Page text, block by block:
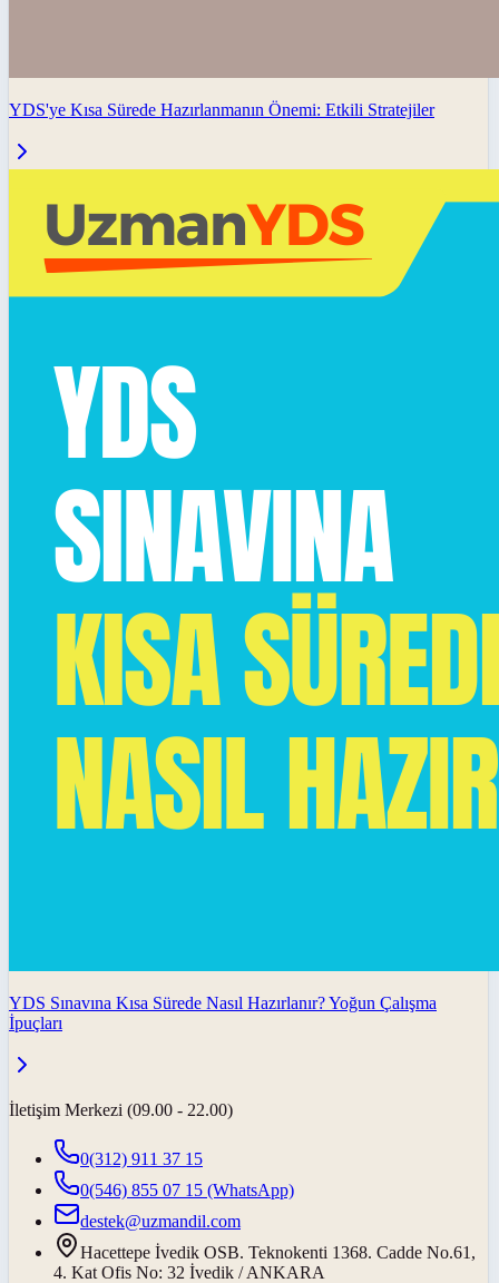
YDS'ye Kısa Sürede Hazırlanmanın Önemi: Etkili Stratejiler
YDS Sınavına Kısa Sürede Nasıl Hazırlanır? Yoğun Çalışma
İpuçları
İletişim Merkezi (09.00 - 22.00)
0(312) 911 37 15
0(546) 855 07 15 (WhatsApp)
destek@uzmandil.com
Hacettepe İvedik OSB. Teknokenti 1368. Cadde No.61,
4. Kat Ofis No: 32 İvedik / ANKARA